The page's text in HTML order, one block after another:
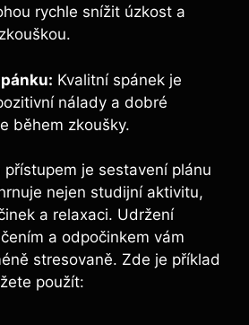
rychle snížit úzkost a
Kvalitní spánek je
nálady a dobré
během zkoušky.
přístupem je sestavení plánu
nejen studijní aktivitu,
a relaxaci. Udržení
a odpočinkem vám
stresovaně. Zde je příklad
použít: